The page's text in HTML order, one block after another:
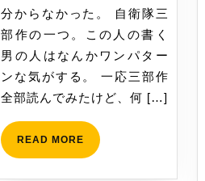
分からなかった。 自衛隊三
部作の一つ。この人の書く
男の人はなんかワンパター
ンな気がする。 一応三部作
全部読んでみたけど、何 […]
READ MORE READ
MORE